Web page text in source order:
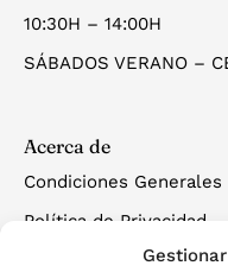
10:30H – 14:00H
SÁBADOS VERANO –
Acerca de
Condiciones Generales
Política de Privacidad
Política de Cookies